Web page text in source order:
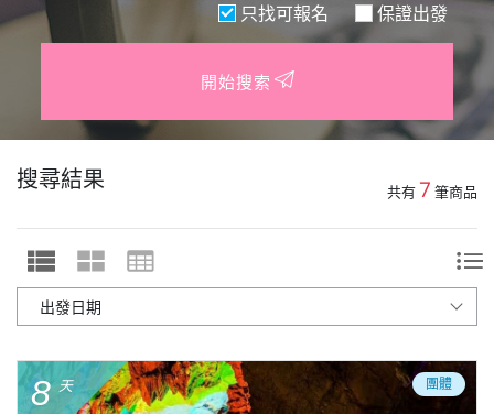
只找可報名 保證出發
開始搜索
搜尋結果 共有 7 筆商品
8 天 團體